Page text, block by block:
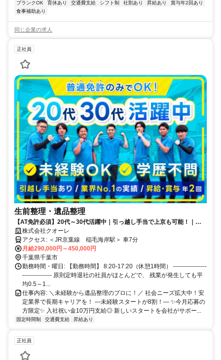
ブランクOK 育休あり 交通費支給 シフト制 社割あり 昇給あり
賞与年2回あり
食事補助あり
同じ企業の求人
正社員
生前整理・遺品整理
【AT免許必須】20代～30代活躍中｜引っ越し手当で上京も可能！｜入
社祝い金10万円支給｜賞与年２回｜年間休日118日★
株式会社クオーレ
アクセス: ＜JR京葉線 稲毛海岸駅＞ 車7分
月給290,000円～450,000円
千葉県千葉市
勤務時間・曜日: 【勤務時間】 8:20-17:20（休憩1時間） -----------------
--------------- 原則定時退社の社員がほとんどで、 残業が発生しても平
均0.5～1...
仕事内容: ＼未経験から遺品整理のプロに！／ 社会ニーズ拡大中！安
定業界で長期キャリアを！ ―未経験スタートが8割！― ✨今月応募の
方限定✨ 入社祝い金10万円支給◎ 新しいスタートを会社がサポー...
固定時間制 交通費支給 昇給あり
正社員